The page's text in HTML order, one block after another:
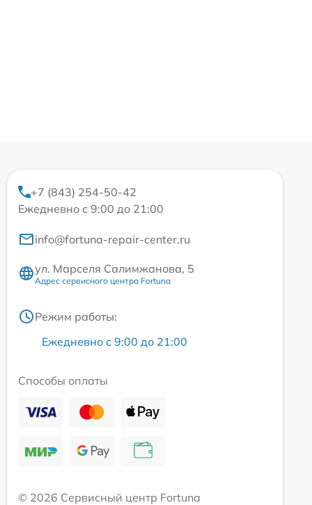
+7 (843) 254-50-42
Ежедневно с 9:00 до 21:00
info@fortuna-repair-center.ru
ул. Марселя Салимжанова, 5
Адрес сервисного центра Fortuna
Режим работы:
Ежедневно с 9:00 до 21:00
Способы оплаты
© 2026 Сервисный центр Fortuna